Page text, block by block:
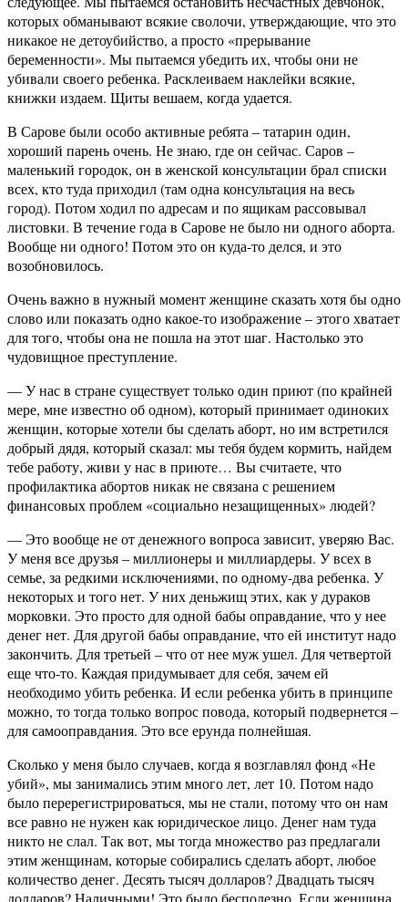
которых обманывают всякие сволочи, утверждающие, что это
никакое не детоубийство, а просто «прерывание
беременности». Мы пытаемся убедить их, чтобы они не
убивали своего ребенка. Расклеиваем наклейки всякие,
книжки издаем. Щиты вешаем, когда удается.
В Сарове были особо активные ребята – татарин один,
хороший парень очень. Не знаю, где он сейчас. Саров –
маленький городок, он в женской консультации брал списки
всех, кто туда приходил (там одна консультация на весь
город). Потом ходил по адресам и по ящикам рассовывал
листовки. В течение года в Сарове не было ни одного аборта.
Вообще ни одного! Потом это он куда-то делся, и это
возобновилось.
Очень важно в нужный момент женщине сказать хотя бы одно
слово или показать одно какое-то изображение – этого хватает
для того, чтобы она не пошла на этот шаг. Настолько это
чудовищное преступление.
— У нас в стране существует только один приют (по крайней
мере, мне известно об одном), который принимает одиноких
женщин, которые хотели бы сделать аборт, но им встретился
добрый дядя, который сказал: мы тебя будем кормить, найдем
тебе работу, живи у нас в приюте… Вы считаете, что
профилактика абортов никак не связана с решением
финансовых проблем «социально незащищенных» людей?
— Это вообще не от денежного вопроса зависит, уверяю Вас.
У меня все друзья – миллионеры и миллиардеры. У всех в
семье, за редкими исключениями, по одному-два ребенка. У
некоторых и того нет. У них деньжищ этих, как у дураков
морковки. Это просто для одной бабы оправдание, что у нее
денег нет. Для другой бабы оправдание, что ей институт надо
закончить. Для третьей – что от нее муж ушел. Для четвертой
еще что-то. Каждая придумывает для себя, зачем ей
необходимо убить ребенка. И если ребенка убить в принципе
можно, то тогда только вопрос повода, который подвернется –
для самооправдания. Это все ерунда полнейшая.
Сколько у меня было случаев, когда я возглавлял фонд «Не
убий», мы занимались этим много лет, лет 10. Потом надо
было перерегистрироваться, мы не стали, потому что он нам
все равно не нужен как юридическое лицо. Денег нам туда
никто не слал. Так вот, мы тогда множество раз предлагали
этим женщинам, которые собирались сделать аборт, любое
количество денег. Десять тысяч долларов? Двадцать тысяч